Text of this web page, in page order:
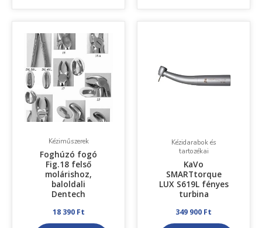
Kéziműszerek
Foghúzó fogó
Fig.18 felső
molárishoz,
baloldali
Dentech
18 390 Ft
Kézidarabok és
tartozékai
KaVo
SMARTtorque
LUX S619L fényes
turbina
349 900 Ft